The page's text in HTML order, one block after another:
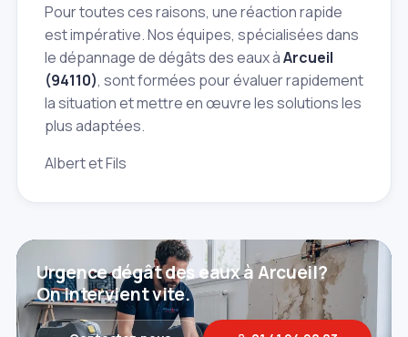
Pour toutes ces raisons, une réaction rapide
est impérative. Nos équipes, spécialisées dans
le dépannage de dégâts des eaux àArcueil
(94110), sont formées pour évaluer rapidement
la situation et mettre en œuvre les solutions les
plus adaptées.
Albert et Fils
Urgence dégât des eaux à Arcueil?
On intervient vite.